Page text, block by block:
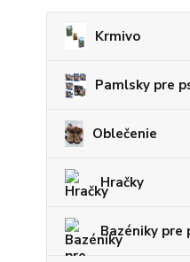
Krmivo
Pamlsky pre
Oblečenie
Hračky
Bazéniky pre